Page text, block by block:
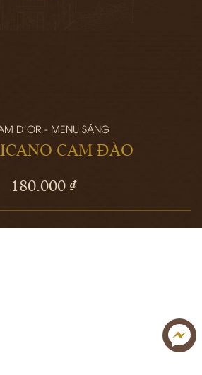
D'OR - MENU SÁNG
CAM ĐÀO
180.000 ₫